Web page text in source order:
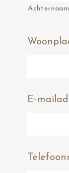
Achternaam
E-